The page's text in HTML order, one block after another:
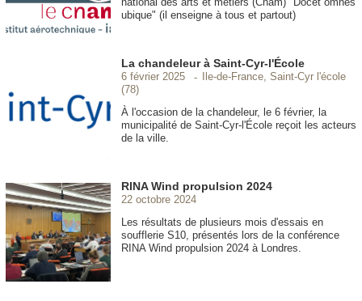
ubique" (il enseigne à tous et partout)
La chandeleur à Saint-Cyr-l'École
6 février 2025
Ile-de-France, Saint-Cyr l'école
(78)
À l'occasion de la chandeleur, le 6 février, la
municipalité de Saint-Cyr-l'École reçoit les acteurs
de la ville.
RINA Wind propulsion 2024
22 octobre 2024
Les résultats de plusieurs mois d'essais en
soufflerie S10, présentés lors de la conférence
RINA Wind propulsion 2024 à Londres.